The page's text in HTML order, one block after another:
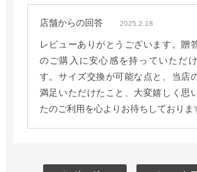
店舗からの回答 2025.2.18
レビューありがとうございます。贈
のご購入に安心感を持っていただ
す。サイズ交換が可能な点と、当店
満足いただけたこと、大変嬉しく思
たのご利用を心よりお待ちしておりま